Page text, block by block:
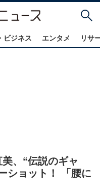
ビジネス エンタメ リサ
美、“伝説のギャ
ショット！ 「腰に